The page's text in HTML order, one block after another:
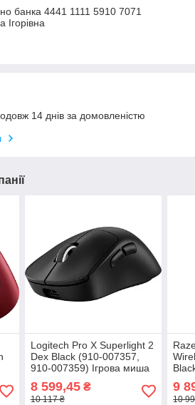
банка 4441 1111 5910 7071
Ігорівна
14 днів за домовленістю
Logitech Pro X Superlight 2
Dex Black (910-007357,
910-007359) Ігрова миша
8 599,45₴
10 117 ₴
9
10